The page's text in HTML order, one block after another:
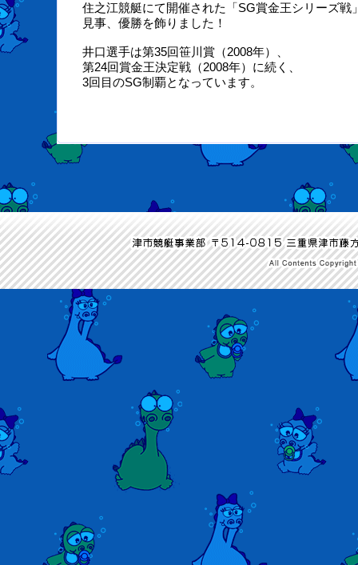
住之江競艇にて開催された「SG賞金王シリーズ戦
見事、優勝を飾りました！
井口選手は第35回笹川賞（2008年）、
第24回賞金王決定戦（2008年）に続く、
3回目のSG制覇となっています。